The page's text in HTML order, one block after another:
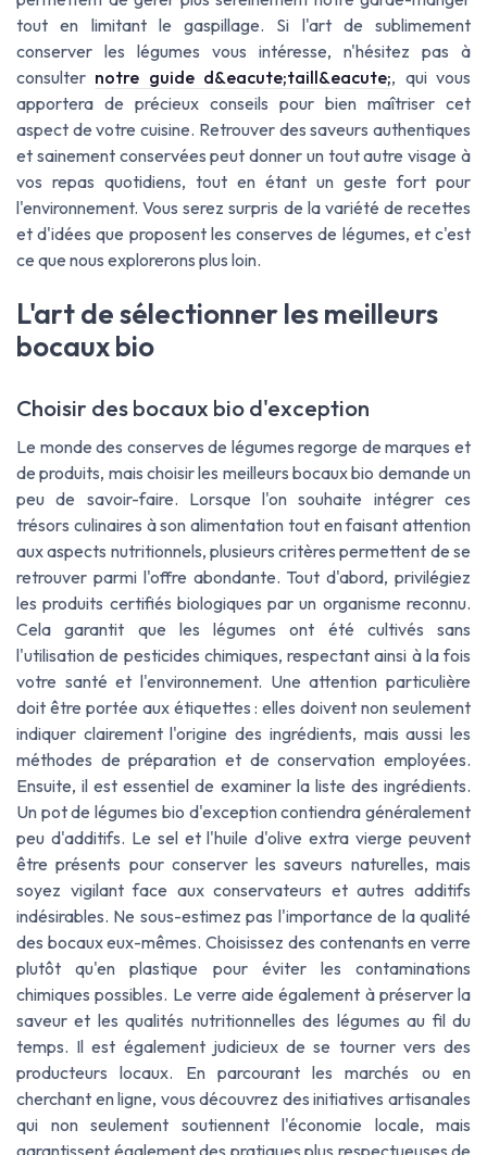
tout en limitant le gaspillage. Si l'art de sublimement
conserver les légumes vous intéresse, n'hésitez pas à
consulter notre guide d&eacute;taill&eacute;, qui vous
apportera de précieux conseils pour bien maîtriser cet
aspect de votre cuisine. Retrouver des saveurs authentiques
et sainement conservées peut donner un tout autre visage à
vos repas quotidiens, tout en étant un geste fort pour
l'environnement. Vous serez surpris de la variété de recettes
et d'idées que proposent les conserves de légumes, et c'est
ce que nous explorerons plus loin.
L'art de sélectionner les meilleurs
bocaux bio
Choisir des bocaux bio d'exception
Le monde des conserves de légumes regorge de marques et
de produits, mais choisir les meilleurs bocaux bio demande un
peu de savoir-faire. Lorsque l'on souhaite intégrer ces
trésors culinaires à son alimentation tout en faisant attention
aux aspects nutritionnels, plusieurs critères permettent de se
retrouver parmi l'offre abondante. Tout d'abord, privilégiez
les produits certifiés biologiques par un organisme reconnu.
Cela garantit que les légumes ont été cultivés sans
l'utilisation de pesticides chimiques, respectant ainsi à la fois
votre santé et l'environnement. Une attention particulière
doit être portée aux étiquettes : elles doivent non seulement
indiquer clairement l'origine des ingrédients, mais aussi les
méthodes de préparation et de conservation employées.
Ensuite, il est essentiel de examiner la liste des ingrédients.
Un pot de légumes bio d'exception contiendra généralement
peu d'additifs. Le sel et l'huile d'olive extra vierge peuvent
être présents pour conserver les saveurs naturelles, mais
soyez vigilant face aux conservateurs et autres additifs
indésirables. Ne sous-estimez pas l'importance de la qualité
des bocaux eux-mêmes. Choisissez des contenants en verre
plutôt qu'en plastique pour éviter les contaminations
chimiques possibles. Le verre aide également à préserver la
saveur et les qualités nutritionnelles des légumes au fil du
temps. Il est également judicieux de se tourner vers des
producteurs locaux. En parcourant les marchés ou en
cherchant en ligne, vous découvrez des initiatives artisanales
qui non seulement soutiennent l'économie locale, mais
garantissent également des pratiques plus respectueuses de